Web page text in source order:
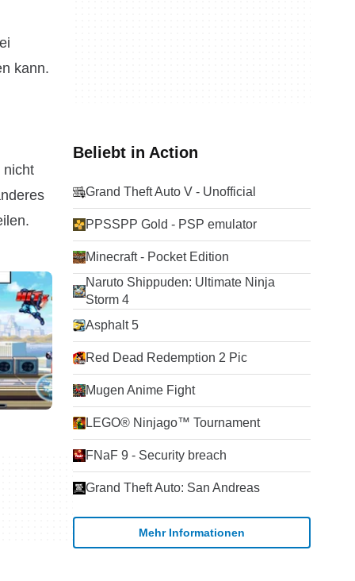
kann.
nicht
Beliebt in Action
Grand Theft Auto V - Unofficial
PPSSPP Gold - PSP emulator
Minecraft - Pocket Edition
Naruto Shippuden: Ultimate Ninja
Storm 4
Asphalt 5
Red Dead Redemption 2 Pic
Mugen Anime Fight
LEGO® Ninjago™ Tournament
FNaF 9 - Security breach
Grand Theft Auto: San Andreas
Mehr Informationen